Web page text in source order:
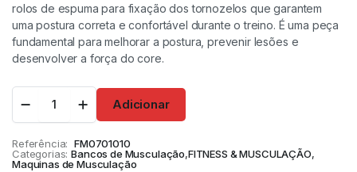
rolos de espuma para fixação dos tornozelos que garantem
uma postura correta e confortável durante o treino. É uma peça
fundamental para melhorar a postura, prevenir lesões e
desenvolver a força do core.
Adicionar
Referência: FM0701010
Categorias: Bancos de Musculação,FITNESS & MUSCULAÇÃO,
Maquinas de Musculação